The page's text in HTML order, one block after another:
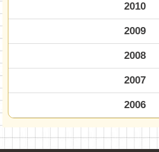
2010
2009
2008
2007
2006